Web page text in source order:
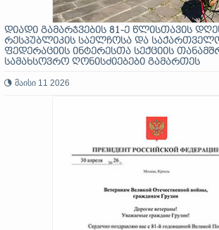
დიადი გამარჯვების 81-ე წლისთავის
რესპუბლიკის საელჩოსა და
ფედერაციის ინტერესთა სექციის
სამახსოვრო ღონისძიებები გამართეს
მაისი 11 2026